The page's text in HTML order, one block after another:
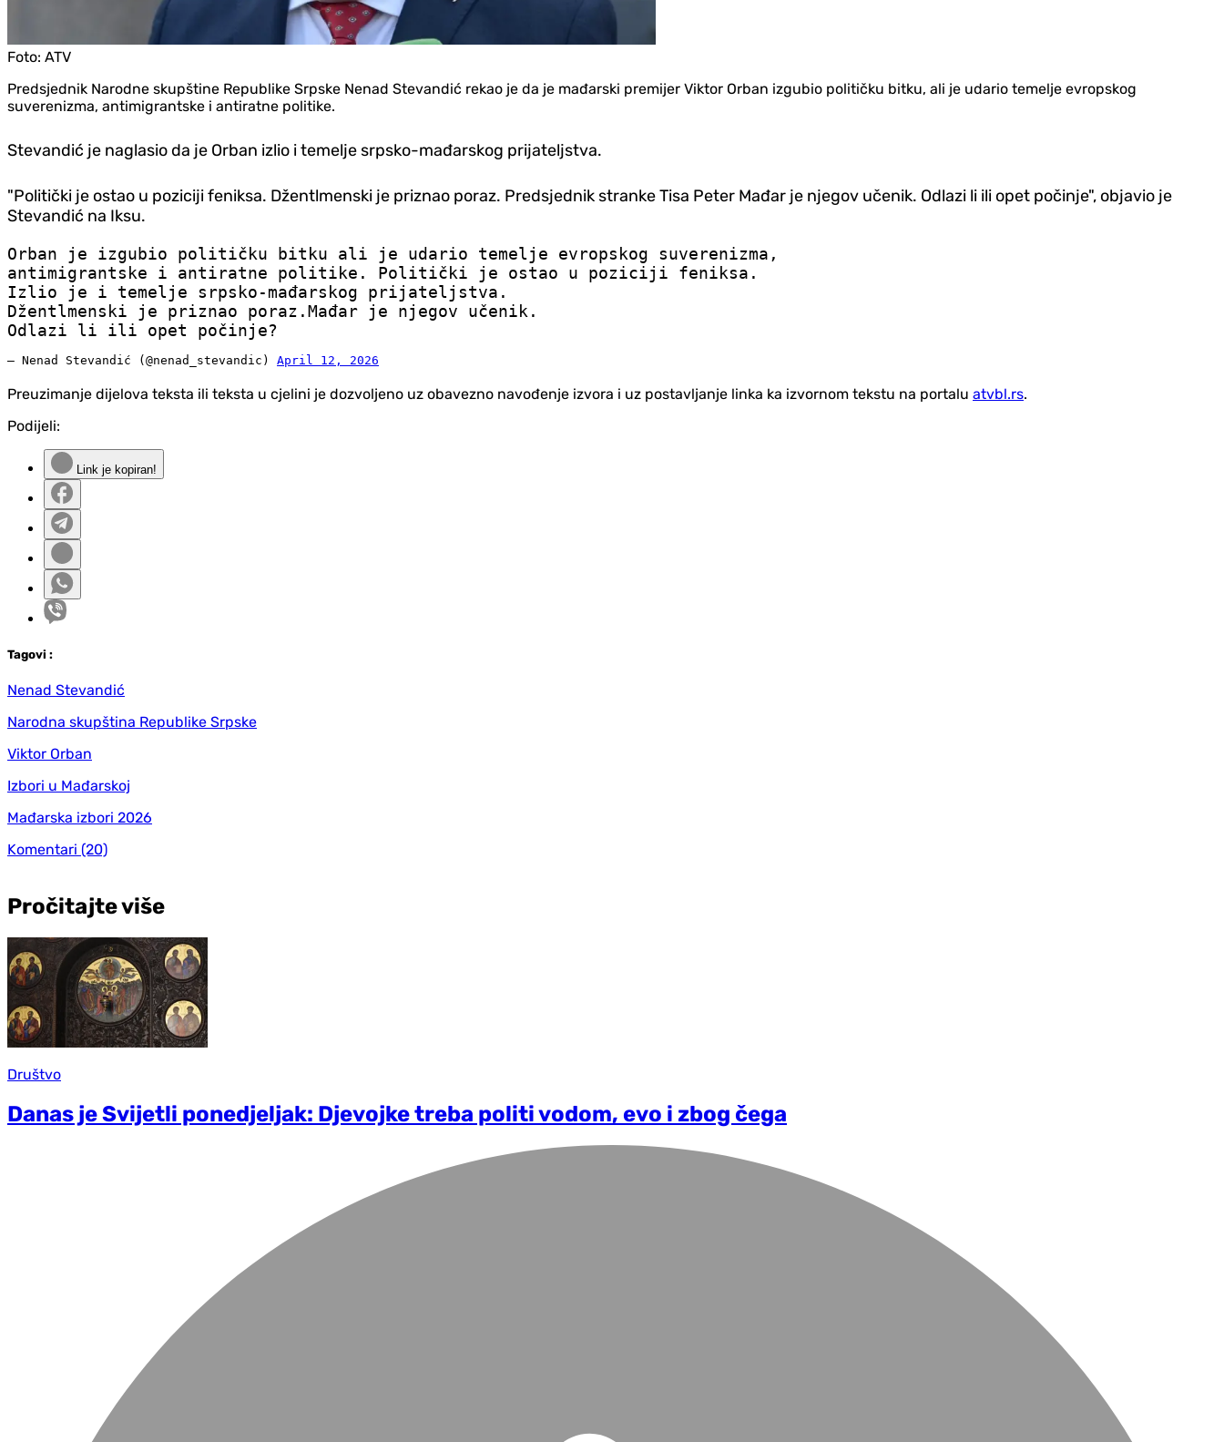
Foto: ATV
Predsjednik Narodne skupštine Republike Srpske Nenad Stevandić rekao je da je mađarski premijer Viktor Orban izgubio političku bitku, ali je udario temelje evropskog
suverenizma, antimigrantske i antiratne politike.
Stevandić je naglasio da je Orban izlio i temelje srpsko-mađarskog prijateljstva.
"Politički je ostao u poziciji feniksa. Džentlmenski je priznao poraz. Predsjednik stranke Tisa Peter Mađar je njegov učenik. Odlazi li ili opet počinje", objavio je
Stevandić na Iksu.
Orban je izgubio političku bitku ali je udario temelje evropskog suverenizma,
antimigrantske i antiratne politike. Politički je ostao u poziciji feniksa.
Izlio je i temelje srpsko-mađarskog prijateljstva.
Džentlmenski je priznao poraz.Mađar je njegov učenik.
Odlazi li ili opet počinje?
— Nenad Stevandić (@nenad_stevandic) April 12, 2026
Preuzimanje dijelova teksta ili teksta u cjelini je dozvoljeno uz obavezno navođenje izvora i uz postavljanje linka ka izvornom tekstu na portalu atvbl.rs.
Podijeli:
Link je kopiran!
Tagovi :
Nenad Stevandić
Narodna skupština Republike Srpske
Viktor Orban
Izbori u Mađarskoj
Mađarska izbori 2026
Komentari (20)
Pročitajte više
Društvo
Danas je Svijetli ponedjeljak: Djevojke treba politi vodom, evo i zbog čega